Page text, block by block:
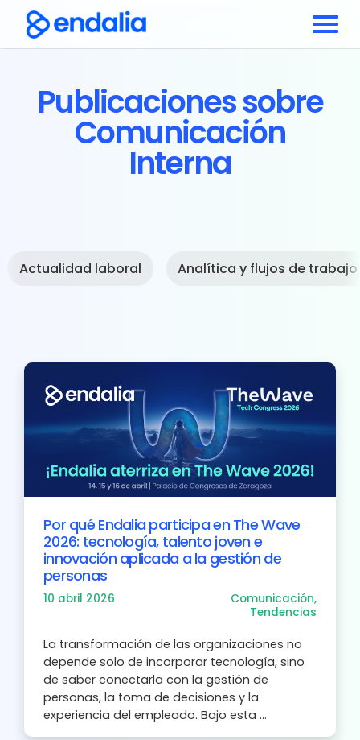
Publicaciones sobre
Comunicación
Interna
Actualidad laboral Analítica y flujos de trabajo
Por qué Endalia participa en The Wave
2026: tecnología, talento joven e
innovación aplicada a la gestión de
personas
10 abril 2026 Comunicación,
Tendencias
La transformación de las organizaciones no
depende solo de incorporar tecnología, sino
de saber conectarla con la gestión de
personas, la toma de decisiones y la
experiencia del empleado. Bajo esta ...